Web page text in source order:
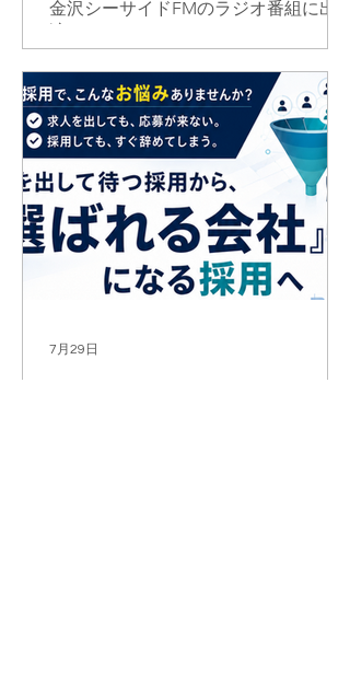
金沢シーサイドFMのラジオ番組に出
7月29日